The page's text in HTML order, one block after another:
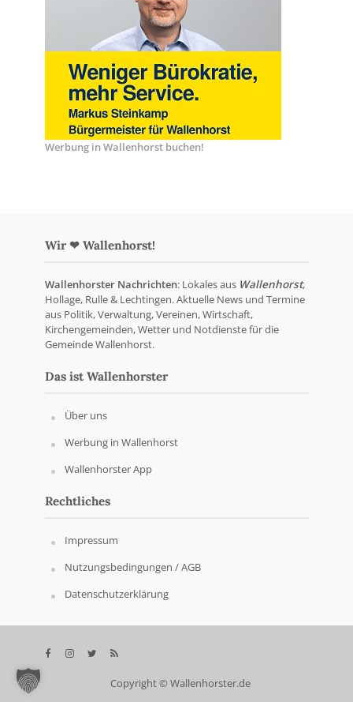
Werbung in Wallenhorst buchen!
Wir ❤ Wallenhorst!
Wallenhorster Nachrichten: Lokales aus Wallenhorst,
Hollage, Rulle & Lechtingen. Aktuelle News und Termine
aus Politik, Verwaltung, Vereinen, Wirtschaft,
Kirchengemeinden, Wetter und Notdienste für die
Gemeinde Wallenhorst.
Das ist Wallenhorster
Über uns
Werbung in Wallenhorst
Wallenhorster App
Rechtliches
Impressum
Nutzungsbedingungen / AGB
Datenschutzerklärung
Copyright © Wallenhorster.de